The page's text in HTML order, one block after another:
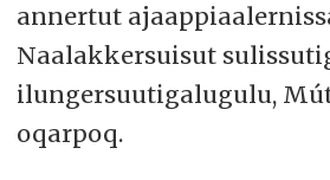
annertut
Naalakkersuisut
ilungersuutigalugulu,
oqarpoq.